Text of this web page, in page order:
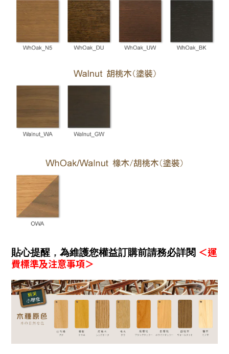
貼心提醒 ， 為維護您權益訂購前請務必詳閱 ＜運
費標準及注意事項＞